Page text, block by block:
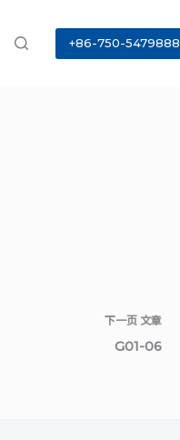
+86-750-5479888
下一页 文章
G01-06